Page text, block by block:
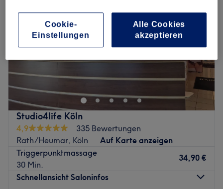
Studio4life Köln
4,9
335 Bewertungen
Rath/Heumar, Köln
Auf Karte anzeigen
Triggerpunktmassage
30 Min.
34,90 €
Schnellansicht Saloninfos
Cookie-
Einstellungen
Alle Cookies
akzeptieren